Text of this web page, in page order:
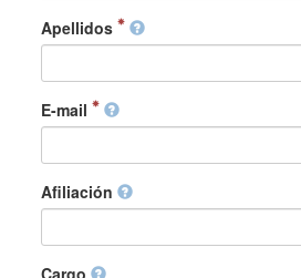
Apellidos
E-mail
Afiliación
Cargo